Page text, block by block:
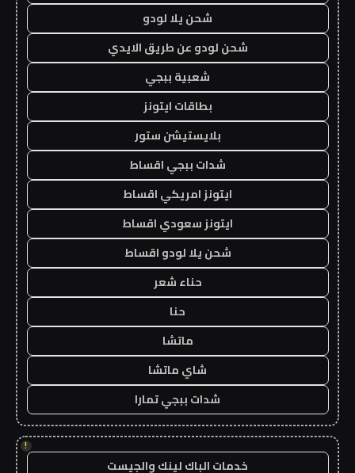
شحن يلا لودو
شحن لودو عن طريق الايدي
شعبية ببجي
بطاقات ايتونز
بلايستيشن ستور
شدات ببجي اقساط
ايتونز امريكي اقساط
ايتونز سعودي اقساط
شحن يلا لودو اقساط
حناء شعر
حنا
ماتشا
شاي ماتشا
شدات ببجي تمارا
!
خدمات الباك لينك والجيست